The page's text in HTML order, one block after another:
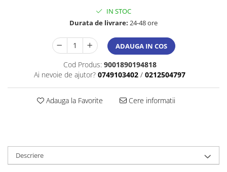
IN STOC
Durata de livrare: 24-48 ore
ADAUGA IN COS
Cod Produs: 9001890194818
Ai nevoie de ajutor? 0749103402 / 0212504797
Adauga la Favorite Cere informatii
Descriere